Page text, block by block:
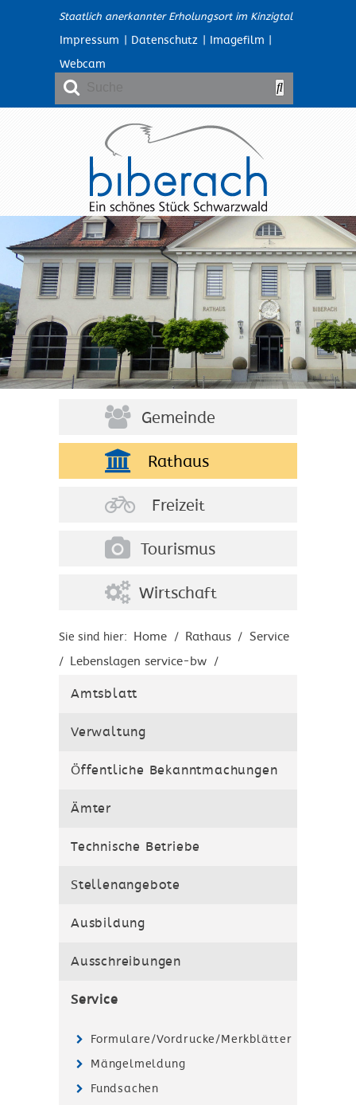
Staatlich anerkannter Erholungsort im Kinzigtal
Impressum | Datenschutz | Imagefilm |
Webcam
Gemeinde
Rathaus
Freizeit
Tourismus
Wirtschaft
Sie sind hier: Home / Rathaus / Service
/ Lebenslagen service-bw /
Arbeitnehmer
Amtsblatt
Verwaltung
Öffentliche Bekanntmachungen
Ämter
Technische Betriebe
Stellenangebote
Ausbildung
Ausschreibungen
Service
Formulare/Vordrucke/Merkblätter
Mängelmeldung
Fundsachen